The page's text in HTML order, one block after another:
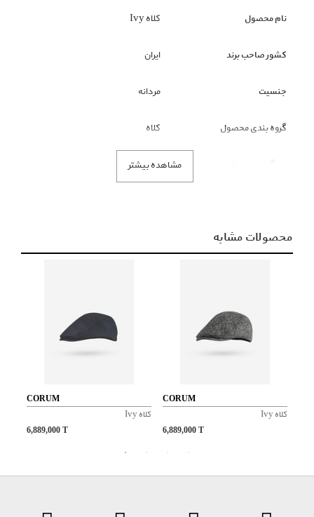
مشاهده بیشتر
نام محصول کلاه Ivy
کشور صاحب برند ایران
جنسیت مردانه
گروه بندی محصول کلاه
کلاه
توضیحات
محصولات مشابه
CORUM
کلاه Ivy
6,889,000 T
CORUM
کلاه Ivy
6,889,000 T